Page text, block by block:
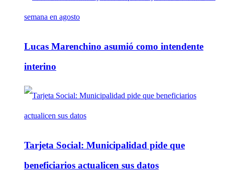
Lucas Marenchino asumió como intendente
interino
Tarjeta Social: Municipalidad pide que
beneficiarios actualicen sus datos